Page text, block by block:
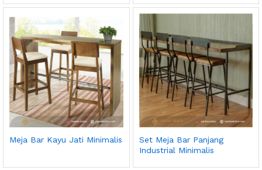
Meja Bar Kayu Jati Minimalis
Set Meja Bar Panjang
Industrial Minimalis